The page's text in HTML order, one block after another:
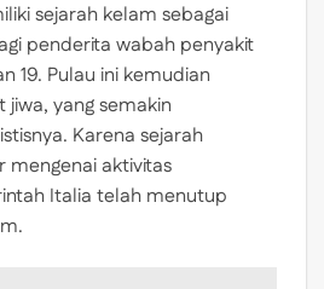
sejarah kelam sebagai
penderita wabah penyakit
19. Pulau ini kemudian
yang semakin
Karena sejarah
mengenai aktivitas
Italia telah menutup